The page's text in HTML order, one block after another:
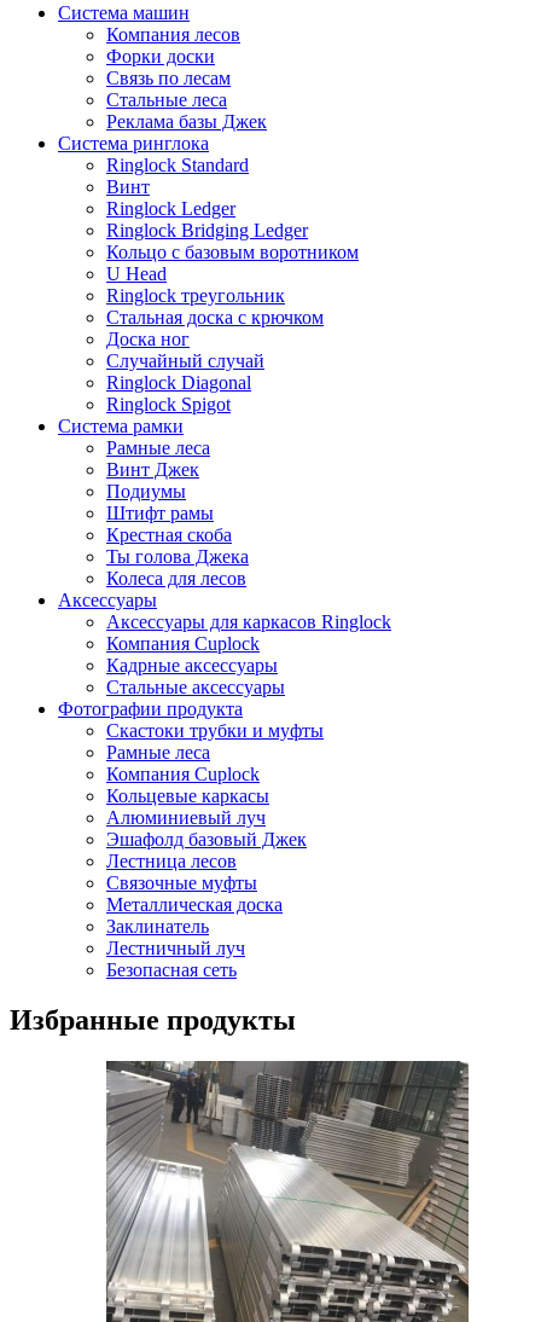
Система машин
Компания лесов
Форки доски
Связь по лесам
Стальные леса
Реклама базы Джек
Система ринглока
Ringlock Standard
Винт
Ringlock Ledger
Ringlock Bridging Ledger
Кольцо с базовым воротником
U Head
Ringlock треугольник
Стальная доска с крючком
Доска ног
Случайный случай
Ringlock Diagonal
Ringlock Spigot
Система рамки
Рамные леса
Винт Джек
Подиумы
Штифт рамы
Крестная скоба
Ты голова Джека
Колеса для лесов
Аксессуары
Аксессуары для каркасов Ringlock
Компания Cuplock
Кадрные аксессуары
Стальные аксессуары
Фотографии продукта
Скастоки трубки и муфты
Рамные леса
Компания Cuplock
Кольцевые каркасы
Алюминиевый луч
Эшафолд базовый Джек
Лестница лесов
Связочные муфты
Металлическая доска
Заклинатель
Лестничный луч
Безопасная сеть
Избранные продукты